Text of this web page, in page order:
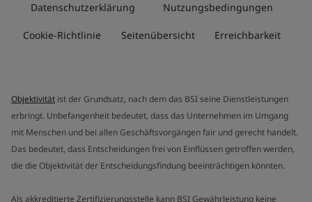
Datenschutzerklärung Nutzungsbedingungen
Cookie-Richtlinie Seitenübersicht Erreichbarkeit
Objektivität ist der Grundsatz, nach dem das BSI seine Dienstleistungen
erbringt. Unbefangenheit bedeutet, dass das Unternehmen im Umgang
mit Menschen und bei allen Geschäftsvorgängen fair und gerecht handelt.
Das bedeutet, dass Entscheidungen frei von Einflüssen getroffen werden,
die die Objektivität der Entscheidungsfindung beeinträchtigen könnten.
Als akkreditierte Zertifizierungsstelle kann BSI Gewährleistung keine